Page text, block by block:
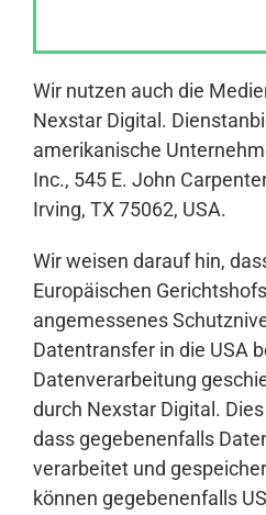
Wir nutzen auch die
Nexstar Digital.
amerikanische
Inc., 545 E. John
Irving, TX 75062, USA.
Wir weisen darauf hin,
Europäischen
angemessenes
Datentransfer in die USA
Datenverarbeitung
durch Nexstar Digital.
dass gegebenenfalls
verarbeitet und
können gegebenenfalls